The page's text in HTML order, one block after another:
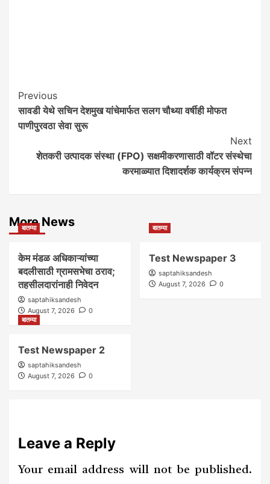
Post
Navigation
Previous
सावडी येथे सचिन देशमुख यांचेमार्फत सलग चौथ्या वर्षीही मोफत
पाणीपुरवठा सेवा सुरू
Next
शेतकरी उत्पादक संस्था (FPO) सक्षमीकरणासाठी वॉटर संस्थेचा
करमाळ्यात दिशादर्शक कार्यक्रम संपन्न
More News
बातम्या
केम मंडळ अधिकाऱ्यांच्या
बदलीसाठी ग्रामसभेचा ठराव;
तहसीलदारांनाही निवेदन
saptahiksandesh
August 7, 2026
0
बातम्या
Test Newspaper 3
saptahiksandesh
August 7, 2026
0
बातम्या
Test Newspaper 2
saptahiksandesh
August 7, 2026
0
Leave a Reply
Your email address will not be published.